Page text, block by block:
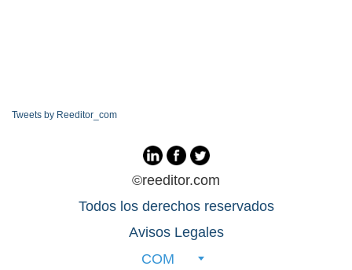
Tweets by Reeditor_com
©reeditor.com
Todos los derechos reservados
Avisos Legales